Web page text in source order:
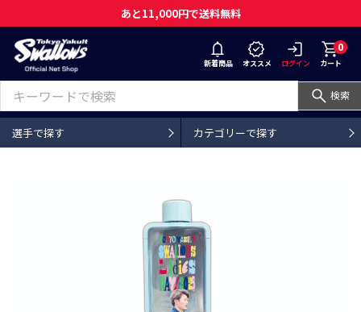
あと11,000円で送料無料
新着商品 オススメ ログイン
0
カート
検索
選手で探す カテゴリーで探す